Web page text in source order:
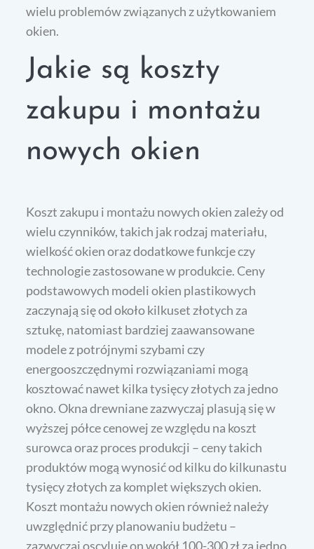
wielu problemów związanych z użytkowaniem
okien.
Jakie są koszty
zakupu i montażu
nowych okien
Koszt zakupu i montażu nowych okien zależy od
wielu czynników, takich jak rodzaj materiału,
wielkość okien oraz dodatkowe funkcje czy
technologie zastosowane w produkcie. Ceny
podstawowych modeli okien plastikowych
zaczynają się od około kilkuset złotych za
sztukę, natomiast bardziej zaawansowane
modele z potrójnymi szybami czy
energooszczędnymi rozwiązaniami mogą
kosztować nawet kilka tysięcy złotych za jedno
okno. Okna drewniane zazwyczaj plasują się w
wyższej półce cenowej ze względu na koszt
surowca oraz proces produkcji – ceny takich
produktów mogą wynosić od kilku do kilkunastu
tysięcy złotych za komplet większych okien.
Koszt montażu nowych okien również należy
uwzględnić przy planowaniu budżetu –
zazwyczaj oscyluje on wokół 100-300 zł za jedno